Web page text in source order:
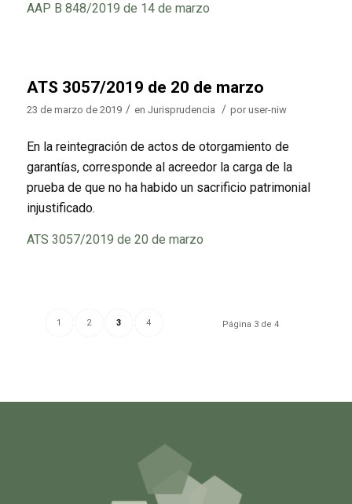
AAP B 848/2019 de 14 de marzo
ATS 3057/2019 de 20 de marzo
23 de marzo de 2019 / en Jurisprudencia / por user-niw
En la reintegración de actos de otorgamiento de
garantías, corresponde al acreedor la carga de la
prueba de que no ha habido un sacrificio patrimonial
injustificado.
ATS 3057/2019 de 20 de marzo
Página 3 de 4
1 2 3 4